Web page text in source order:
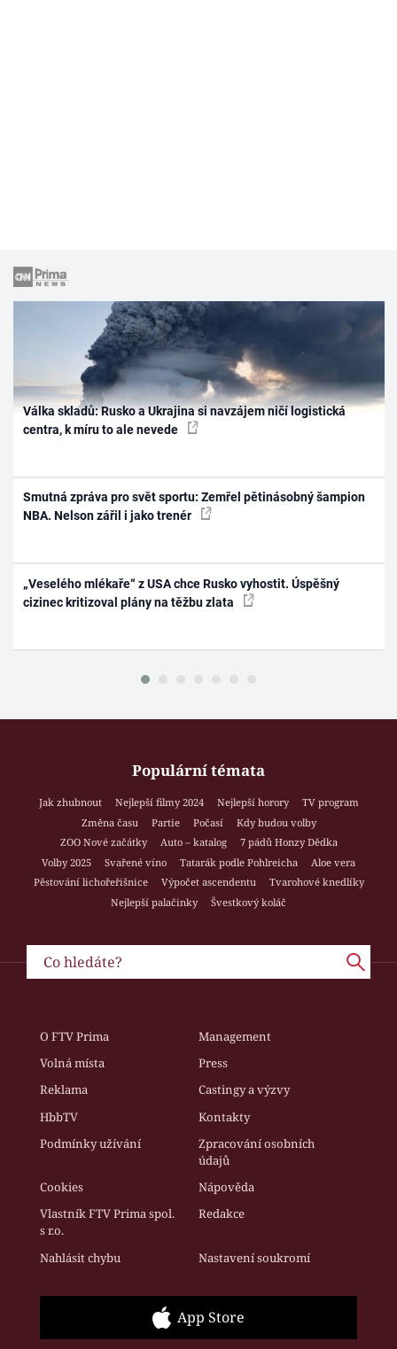
Válka skladů: Rusko a Ukrajina si navzájem ničí logistická
centra, k míru to ale nevede
Smutná zpráva pro svět sportu: Zemřel pětinásobný šampion
NBA. Nelson zářil i jako trenér
„Veselého mlékaře“ z USA chce Rusko vyhostit. Úspěšný
cizinec kritizoval plány na těžbu zlata
Populární témata
Jak zhubnout Nejlepší filmy 2024 Nejlepší horory
TV program
Změna času
Partie Počasí
Kdy budou volby
ZOO Nové začátky
Auto – katalog
7 pádů Honzy Dědka
Volby 2025
Svařené víno Tatarák podle Pohlreicha
Aloe vera
Pěstování lichořeřišnice
Výpočet ascendentu
Tvarohové knedlíky
Nejlepší palačinky
Švestkový koláč
O FTV Prima
Management
Volná místa
Press
Reklama
Castingy a výzvy
HbbTV
Kontakty
Podmínky užívání
Zpracování osobních
údajů
Cookies
Nápověda
Vlastník FTV Prima spol.
s r.o.
Redakce
Nahlásit chybu Nastavení soukromí
App Store